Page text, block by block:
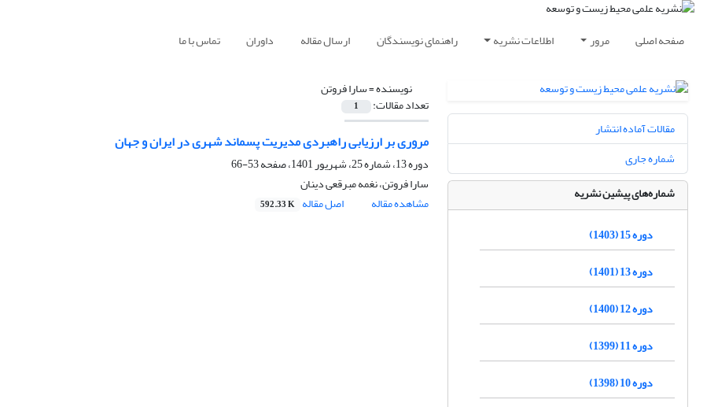
صفحه اصلی مرور اطلاعات نشریه راهنمای نویسندگان ارسال مقاله داوران تماس با ما
نویسنده =سارا فروتن
تعداد مقالات: 1
مروری بر ارزیابی راهبردی مدیریت پسماند شهری در ایران و جهان
دوره 13، شماره 25، شهریور 1401، صفحه
53-66
سارا فروتن، نغمه مبرقعی دینان
مشاهده مقاله
اصل مقاله 592.33 K
مقالات آماده انتشار
شماره جاری
شماره‌های پیشین نشریه
دوره 15 (1403)
دوره 13 (1401)
دوره 12 (1400)
دوره 11 (1399)
دوره 10 (1398)